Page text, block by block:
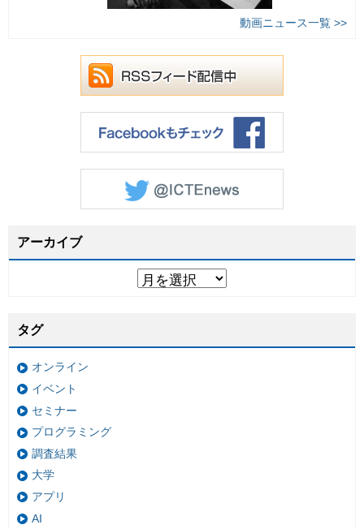
動画ニュース一覧 >>
アーカイブ
タグ
オンライン
イベント
セミナー
プログラミング
調査結果
大学
アプリ
AI